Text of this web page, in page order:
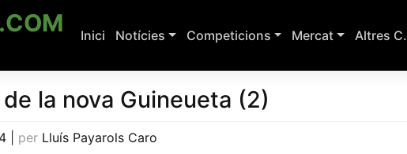
Inici Notícies Competicions Mercat Altres C.
la nova Guineueta (2)
per Lluís Payarols Caro